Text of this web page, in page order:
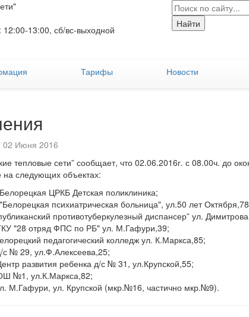
12:00-13:00, сб/вс-выходной
Тарифы Новости
Июня 2016
тепловые сети” сообщает, что 02.06.2016г. с 08.00ч. до
на следующих объектах:
ЦРКБ Детская поликлиника;
психиатрическая больница", ул.50 лет
противотуберкулезный диспансер” ул.
"28 отряд ФПС по РБ" ул. М.Гафури,39;
педагогический колледж ул. К.Маркса,85;
№ 29, ул.Ф.Алексеева,25;
развития ребенка д/с № 31, ул.Крупской,55;
№1, ул.К.Маркса,82;
М.Гафури, ул. Крупской (мкр.№16, частично мкр.№9).